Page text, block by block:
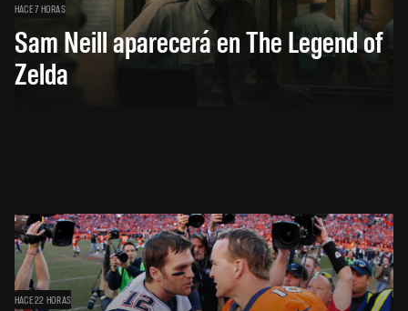
HACE 7 HORAS
Sam Neill aparecerá en The Legend of
Zelda
HACE 22 HORAS